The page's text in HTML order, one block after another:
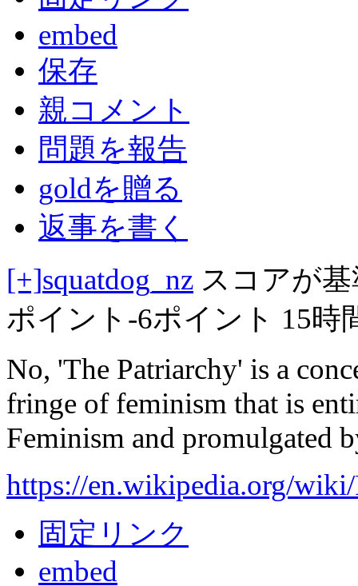
embed
保存
親コメント
問題を報告
goldを贈る
返事を書く
[+]squatdog_nz スコアが
ポイント -6ポイント 15時
No, 'The Patriarchy' is a
fringe of feminism that is
Feminism and promulgated
https://en.wikipedia.org/
固定リンク
embed